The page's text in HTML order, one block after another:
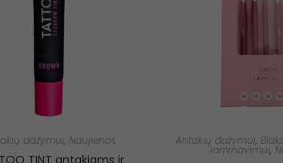
dažymui, Naujienos Antakių dažymui,
laminavimui,